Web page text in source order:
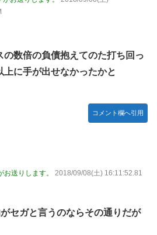
の数倍の負債抱えてのた打ち回っ
に手が出せなかったかと
コメント欄へ引用
送りします。
2018/09/08(土) 16:11:52.81
セガと言うのならその通りだが